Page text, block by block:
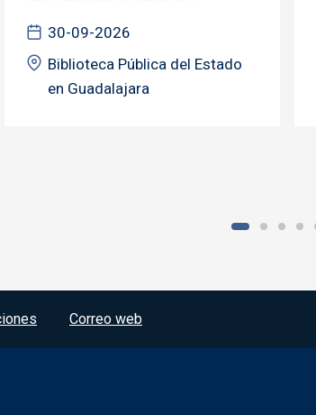
30-09-2026
Biblioteca Pública del Estado
en Guadalajara
Correo web